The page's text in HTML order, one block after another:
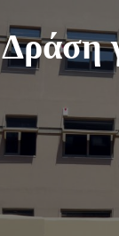
Δράση